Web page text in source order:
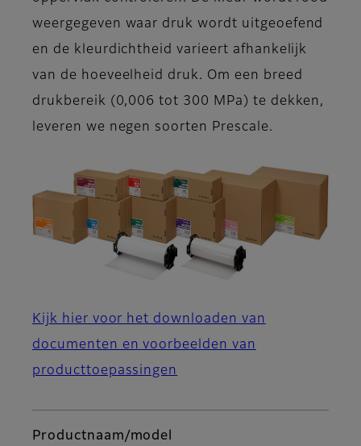
weergegeven waar druk wordt uitgeoefend
en de kleurdichtheid varieert afhankelijk
van de hoeveelheid druk. Om een breed
drukbereik (0,006 tot 300 MPa) te dekken,
leveren we negen soorten Prescale.
Kijk hier voor het downloaden van
documenten en voorbeelden van
producttoepassingen
Productnaam/model